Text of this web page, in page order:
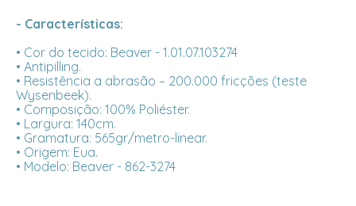
- Características:
• Cor do tecido: Beaver - 1.01.07.103274
• Antipilling.
• Resistência a abrasão – 200.000 fricções (teste
Wysenbeek).
• Composição: 100% Poliéster.
• Largura: 140cm.
• Gramatura: 565gr/metro-linear.
• Origem: Eua.
• Modelo: Beaver - 862-3274